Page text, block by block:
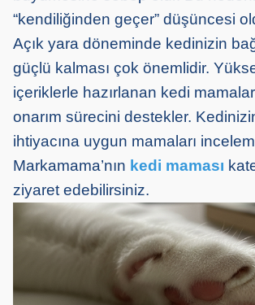
“kendiliğinden geçer” düşüncesi
Açık yara döneminde kedinizin
güçlü kalması çok önemlidir.
içeriklerle hazırlanan kedi
onarım sürecini destekler.
ihtiyacına uygun mamaları
Markamama’nın kedi maması
ziyaret edebilirsiniz.